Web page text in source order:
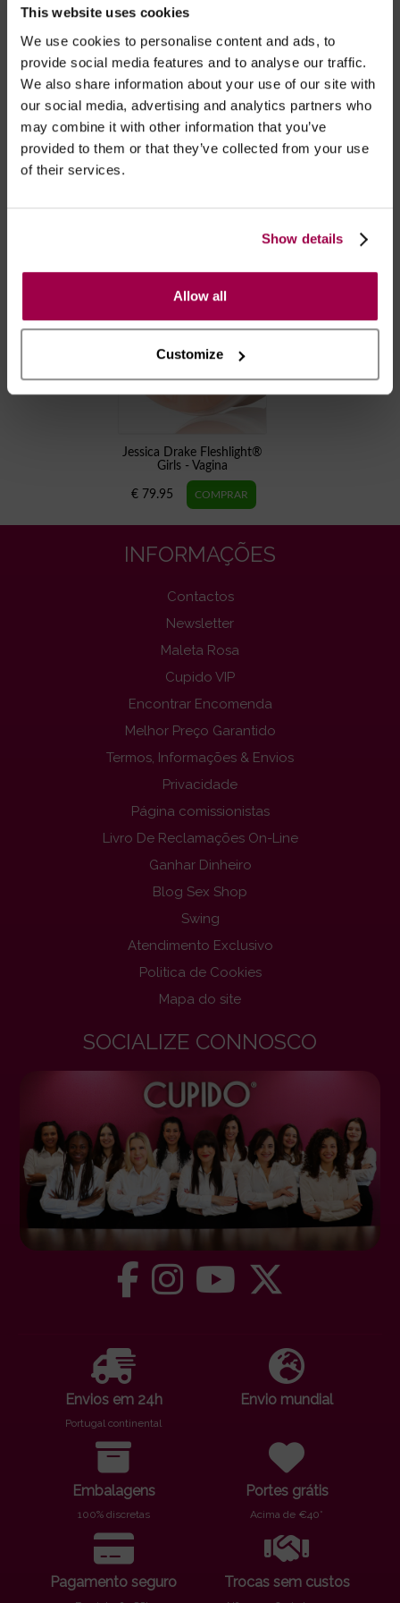
This website uses cookies
We use cookies to personalise content and ads, to
provide social media features and to analyse our traffic.
We also share information about your use of our site with
our social media, advertising and analytics partners who
may combine it with other information that you’ve
provided to them or that they’ve collected from your use
of their services.
Show details
Allow all
Customize
- Embalagens 100% discretas
Após as 16:00 h, a sua encomenda será entregue em 48
horas, dias úteis. Portugal e Espanha Continental para
artigos em stock. Portes gratis depende do país de envio.
Possibilidade de atraso em épocas festivas.
Jessica Drake Fleshlight®
Girls - Vagina
€ 79.95
INFORMAÇÕES
Contactos
Newsletter
Maleta Rosa
Cupido VIP
Encontrar Encomenda
Melhor Preço Garantido
Termos, Informações & Envios
Privacidade
Página comissionistas
Livro De Reclamações On-Line
Ganhar Dinheiro
Blog Sex Shop
Swing
Atendimento Exclusivo
Politica de Cookies
Mapa do site
SOCIALIZE CONNOSCO
Envios em 24h
Portugal continental
Envio mundial
Embalagens
100% discretas
Portes grátis
Acima de €40*
Pagamento seguro Trocas sem custos